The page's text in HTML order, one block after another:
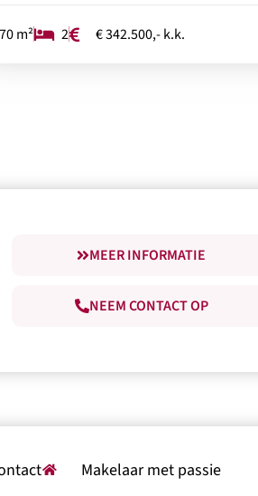
70 m² 2 € 342.500,- k.k.
MEER INFORMATIE
NEEM CONTACT OP
Makelaar met passie